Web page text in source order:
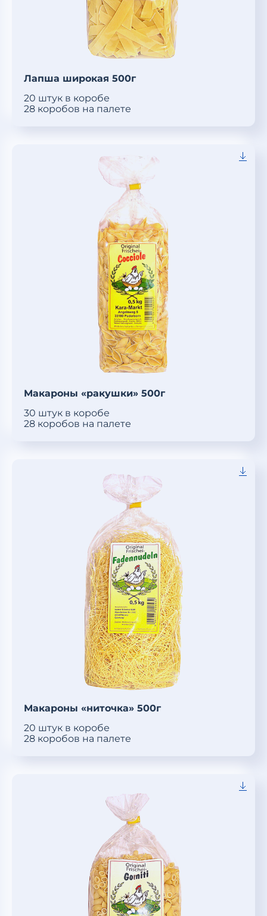
Лапша широкая 500г
20 штук в коробе
28 коробов на палете
Макароны «ракушки» 500г
30 штук в коробе
28 коробов на палете
Макароны «ниточка» 500г
20 штук в коробе
28 коробов на палете